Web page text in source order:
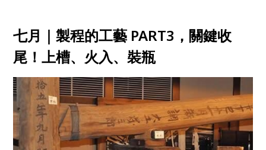
七月｜製程的工藝 PART3，關鍵收
尾！上槽、火入、裝瓶